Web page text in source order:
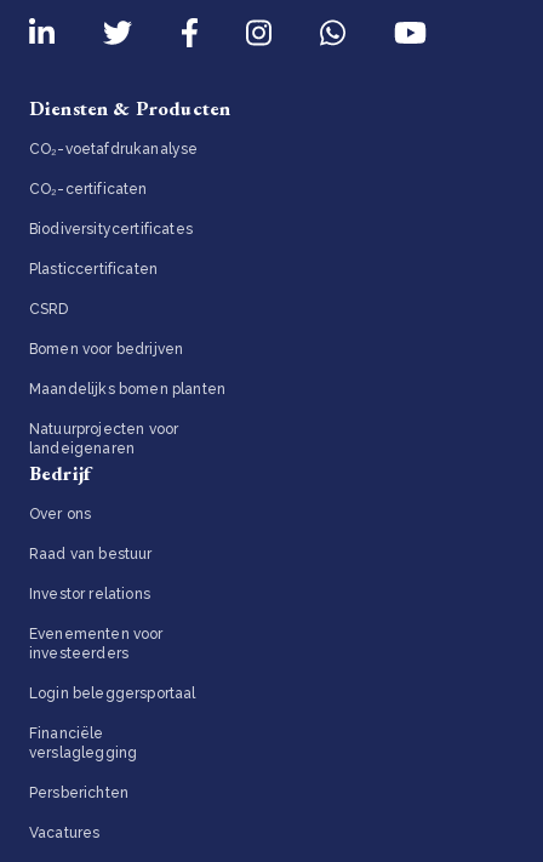
Diensten & Producten
CO₂-voetafdrukanalyse
CO₂-certificaten
Biodiversitycertificates
Plasticcertificaten
CSRD
Bomen voor bedrijven
Maandelijks bomen planten
Natuurprojecten voor
landeigenaren
Bedrijf
Over ons
Raad van bestuur
Investor relations
Evenementen voor
investeerders
Login beleggersportaal
Financiële
verslaglegging
Persberichten
Vacatures